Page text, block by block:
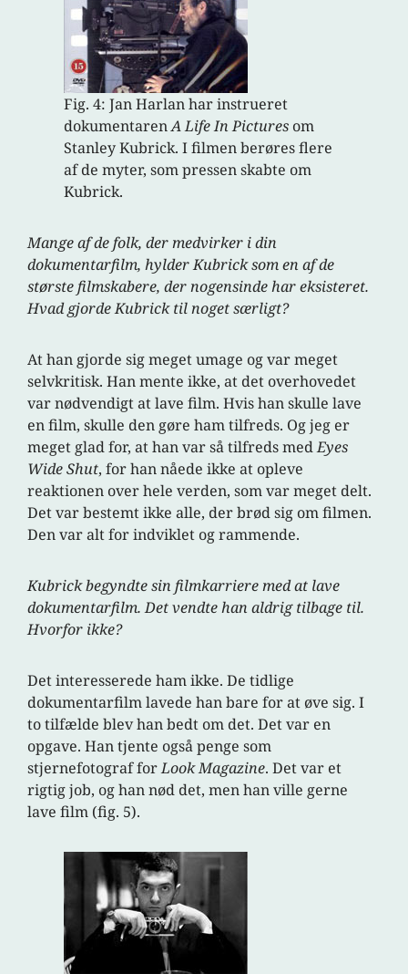
Fig. 4: Jan Harlan har instrueret
dokumentarenA Life In Pictures om
Stanley Kubrick. I filmen berøres flere
af de myter, som pressen skabte om
Kubrick.
Mange af de folk, der medvirker i din
dokumentarfilm, hylder Kubrick som en af de
største filmskabere, der nogensinde har eksisteret.
Hvad gjorde Kubrick til noget særligt?
At han gjorde sig meget umage og var meget
selvkritisk. Han mente ikke, at det overhovedet
var nødvendigt at lave film. Hvis han skulle lave
en film, skulle den gøre ham tilfreds. Og jeg er
meget glad for, at han var så tilfreds medEyes
Wide Shut, for han nåede ikke at opleve
reaktionen over hele verden, som var meget delt.
Det var bestemt ikke alle, der brød sig om filmen.
Den var alt for indviklet og rammende.
Kubrick begyndte sin filmkarriere med at lave
dokumentarfilm. Det vendte han aldrig tilbage til.
Hvorfor ikke?
Det interesserede ham ikke. De tidlige
dokumentarfilm lavede han bare for at øve sig. I
to tilfælde blev han bedt om det. Det var en
opgave. Han tjente også penge som
stjernefotograf forLook Magazine. Det var et
rigtig job, og han nød det, men han ville gerne
lave film (fig. 5).